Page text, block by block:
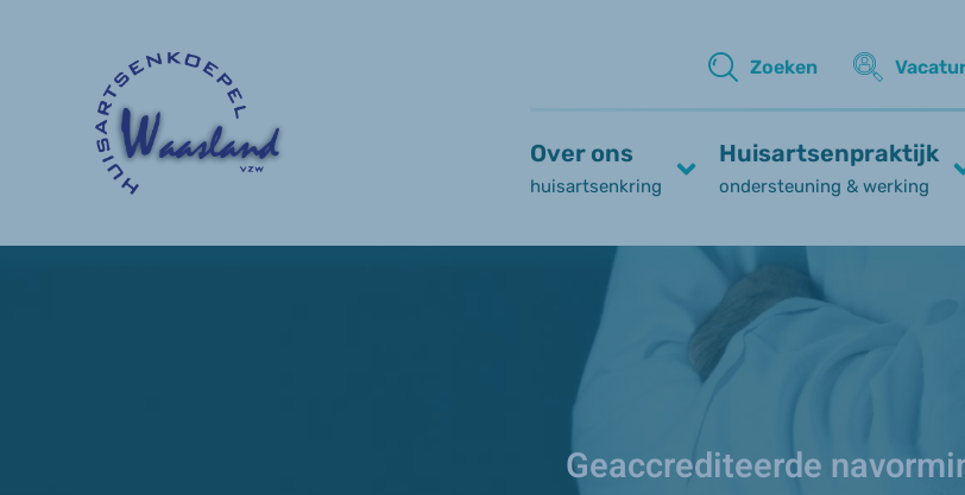
Over ons
huisartsenkring
Huisartsenpraktijk
ondersteuning & werking
Zoeken
Geaccrediteerde